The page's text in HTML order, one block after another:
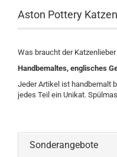
Aston Pottery Katzen
Was braucht der
Handbemaltes, englisches
Jeder Artikel ist handbemalt
jedes Teil ein Unikat.
Sonderangebote